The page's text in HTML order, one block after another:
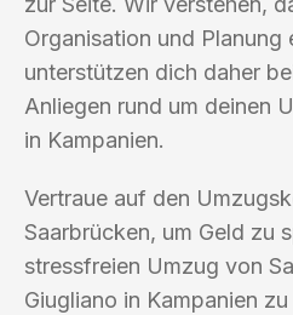
Organisation und Planung
unterstützen dich daher
Anliegen rund um deinen
in Kampanien.
Vertraue auf den
Saarbrücken, um Geld zu
stressfreien Umzug von
Giugliano in Kampanien zu